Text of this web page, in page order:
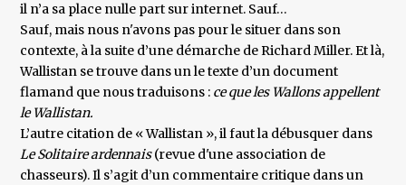
il n’a sa place nulle part sur internet. Sauf…
Sauf, mais nous n'avons pas pour le situer dans son
contexte, à la suite d’une démarche de Richard Miller. Et là,
Wallistan se trouve dans un le texte d’un document
flamand que nous traduisons : ce que les Wallons appellent
le Wallistan.
L’autre citation de « Wallistan », il faut la débusquer dans
Le Solitaire ardennais(revue d'une association de
chasseurs). Il s’agit d’un commentaire critique dans un